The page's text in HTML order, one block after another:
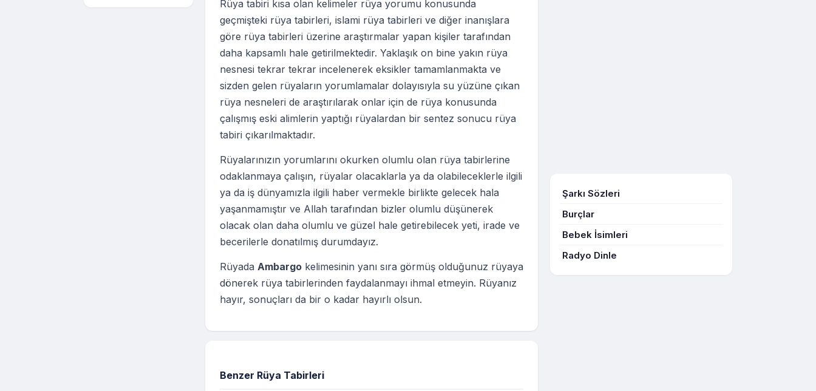
Rüya tabiri kısa olan kelimeler rüya yorumu konusunda
geçmişteki rüya tabirleri, islami rüya tabirleri ve diğer inanışlara
göre rüya tabirleri üzerine araştırmalar yapan kişiler tarafından
daha kapsamlı hale getirilmektedir. Yaklaşık on bine yakın rüya
nesnesi tekrar tekrar incelenerek eksikler tamamlanmakta ve
sizden gelen rüyaların yorumlamalar dolayısıyla su yüzüne çıkan
rüya nesneleri de araştırılarak onlar için de rüya konusunda
çalışmış eski alimlerin yaptığı rüyalardan bir sentez sonucu rüya
tabiri çıkarılmaktadır.
Rüyalarınızın yorumlarını okurken olumlu olan rüya tabirlerine
odaklanmaya çalışın, rüyalar olacaklarla ya da olabileceklerle ilgili
ya da iş dünyamızla ilgili haber vermekle birlikte gelecek hala
yaşanmamıştır ve Allah tarafından bizler olumlu düşünerek
olacak olan daha olumlu ve güzel hale getirebilecek yeti, irade ve
becerilerle donatılmış durumdayız.
Rüyada Ambargo kelimesinin yanı sıra görmüş olduğunuz rüyaya
dönerek rüya tabirlerinden faydalanmayı ihmal etmeyin. Rüyanız
hayır, sonuçları da bir o kadar hayırlı olsun.
Benzer Rüya Tabirleri
Şarkı Sözleri
Burçlar
Bebek İsimleri
Radyo Dinle